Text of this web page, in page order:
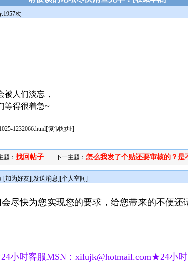
次
人们淡忘，
等得很着急~
1232066.html[复制地址]
题：找回帖子 下一主题：怎么我发了个贴还要审核的？是
[加为好友][发送消息][个人空间]
尽快为您实现您的要求，给您带来的不便还
小时客服MSN：xilujk@hotmail.com★24小